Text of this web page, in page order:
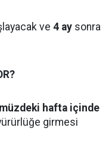
ve 4 ay sonra
hafta içinde
girmesi